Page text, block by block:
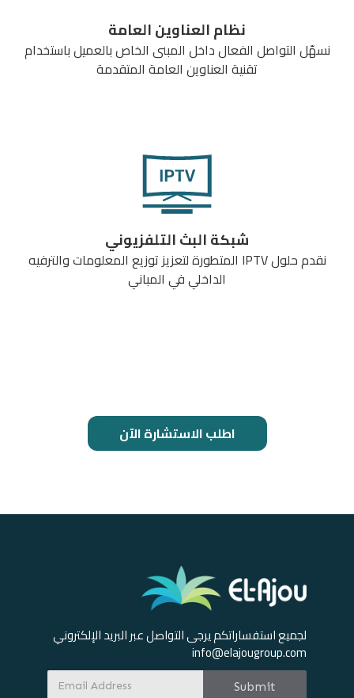
نظام العناوين العامة
نسهّل التواصل الفعال داخل المبنى الخاص بالعميل باستخدام
تقنية العناوين العامة المتقدمة
شبكة البث التلفزيوني
نقدم حلول IPTV المتطورة لتعزيز توزيع المعلومات والترفيه
الداخلي في المباني
اطلب الاستشارة الآن
لجميع استفساراتكم يرجى التواصل عبر البريد الإلكتروني
info@elajougroup.com